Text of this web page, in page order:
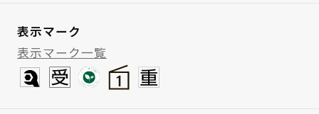
表示マーク
表示マーク一覧